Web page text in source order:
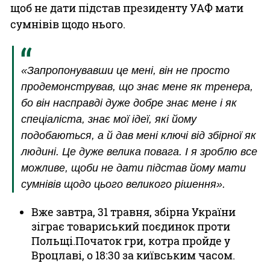
щоб не дати підстав президенту УАФ мати
сумнівів щодо нього.
«Запропонувавши це мені, він не просто
продемонстрував, що знає мене як тренера,
бо він насправді дуже добре знає мене і як
спеціаліста, знає мої ідеї, які йому
подобаються, а й дав мені ключі від збірної як
людині. Це дуже велика повага. І я зроблю все
можливе, щоби не дати підстав йому мати
сумнівів щодо цього великого рішення».
Вже завтра, 31 травня, збірна України
зіграє товариський поєдинок проти
Польщі.Початок гри, котра пройде у
Вроцлаві, о 18:30 за київським часом.